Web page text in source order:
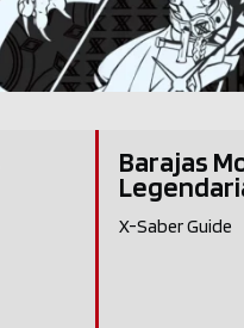
Barajas
X-Saber Guide